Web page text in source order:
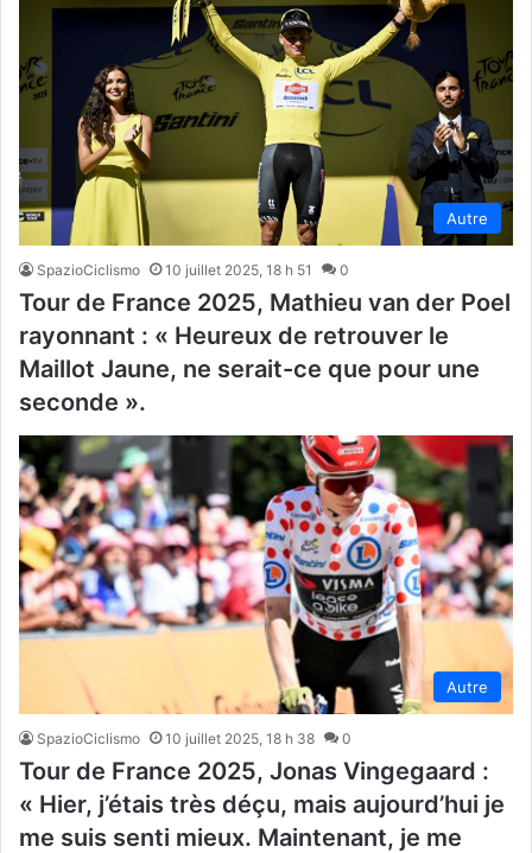
Autre
SpazioCiclismo 10 juillet 2025, 18 h 51 0
Tour de France 2025, Mathieu van der Poel
rayonnant : « Heureux de retrouver le
Maillot Jaune, ne serait-ce que pour une
seconde ».
Autre
SpazioCiclismo 10 juillet 2025, 18 h 38 0
Tour de France 2025, Jonas Vingegaard :
« Hier, j’étais très déçu, mais aujourd’hui je
me suis senti mieux. Maintenant, je me